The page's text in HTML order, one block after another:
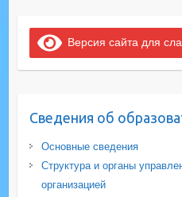
Версия сайта для
Сведения об
Основные сведения
Структура и органы
организацией